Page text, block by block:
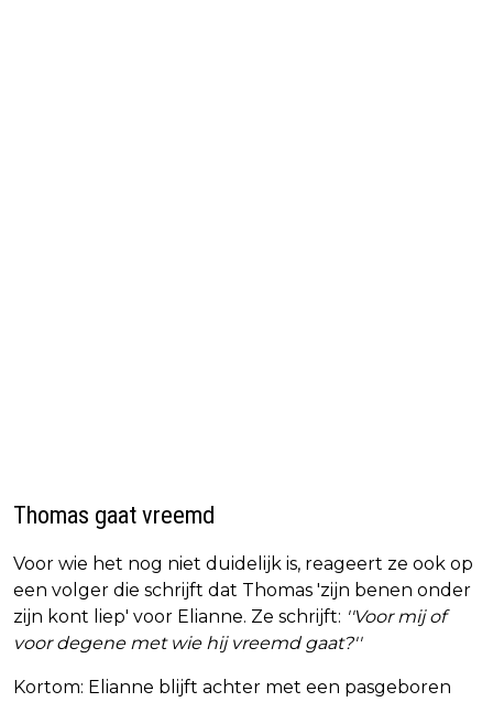
Thomas gaat vreemd
Voor wie het nog niet duidelijk is, reageert ze ook op
een volger die schrijft dat Thomas 'zijn benen onder
zijn kont liep' voor Elianne. Ze schrijft: ''Voor mij of
voor degene met wie hij vreemd gaat?''
Kortom: Elianne blijft achter met een pasgeboren